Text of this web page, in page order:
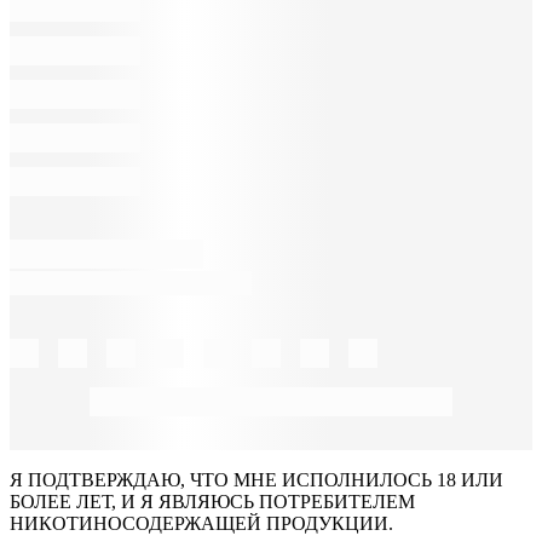
Я ПОДТВЕРЖДАЮ, ЧТО МНЕ ИСПОЛНИЛОСЬ 18 ИЛИ
БОЛЕЕ ЛЕТ, И Я ЯВЛЯЮСЬ ПОТРЕБИТЕЛЕМ
НИКОТИНОСОДЕРЖАЩЕЙ ПРОДУКЦИИ.